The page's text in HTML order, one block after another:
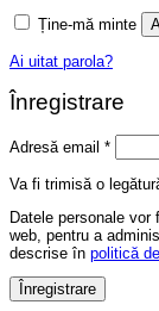
Ține-mă minte
Ai uitat parola?
Înregistrare
Adresă email *
Va fi trimisă o
Datele personale
web, pentru a
descrise în politică
Înregistrare